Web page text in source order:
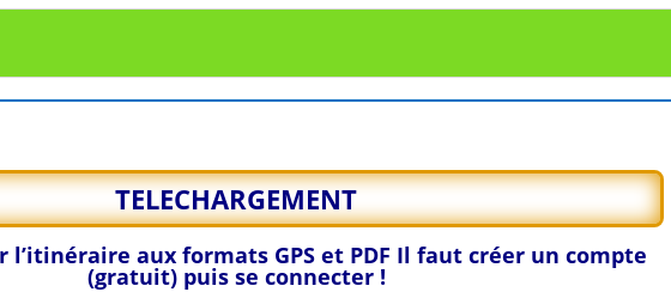
TELECHARGEMENT
l’itinéraire aux formats GPS et PDF Il faut créer un compte
(gratuit) puis se connecter !